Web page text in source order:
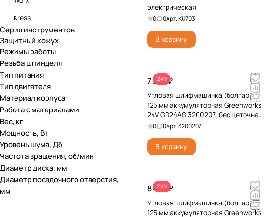
электрическая
0 0Арт.KU703
В корзину
24V
7 990 ₽
Угловая шлифмашинка (болгарка)
125 мм аккумуляторная Greenworks
24V GD24AG 3200207, бесщеточная,
без АКБ и ЗУ
0 0Арт.3200207
В корзину
24V
8 490 ₽
Угловая шлифмашинка (болгарка)
125 мм аккумуляторная Greenworks
Kress
Серия инструментов
Защитный кожух
Режимы работы
Резьба шпинделя
Тип питания
Тип двигателя
Материал корпуса
Работа с материалами
Вес, кг
Мощность, Вт
Уровень шума, Дб
Частота вращения, об/мин
Диаметр диска, мм
Диаметр посадочного отверстия,
мм